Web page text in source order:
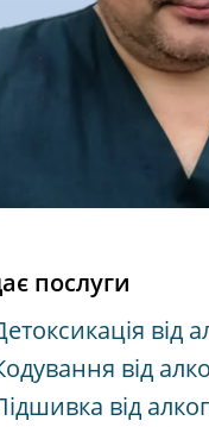
послуги
від
від
від